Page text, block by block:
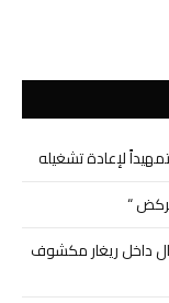
لإعادة تشغيله
“
داخل ريغار مكشوف